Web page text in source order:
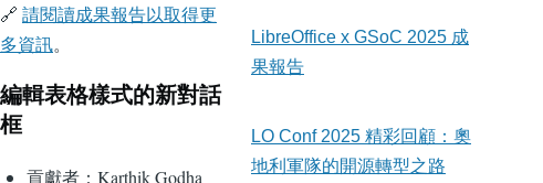
🔗 請閱讀成果報告以取得更
多資訊。
編輯表格樣式的新對話
框
貢獻者：Karthik Godha
LibreOffice x GSoC 2025 成
果報告
LO Conf 2025 精彩回顧：奧
地利軍隊的開源轉型之路